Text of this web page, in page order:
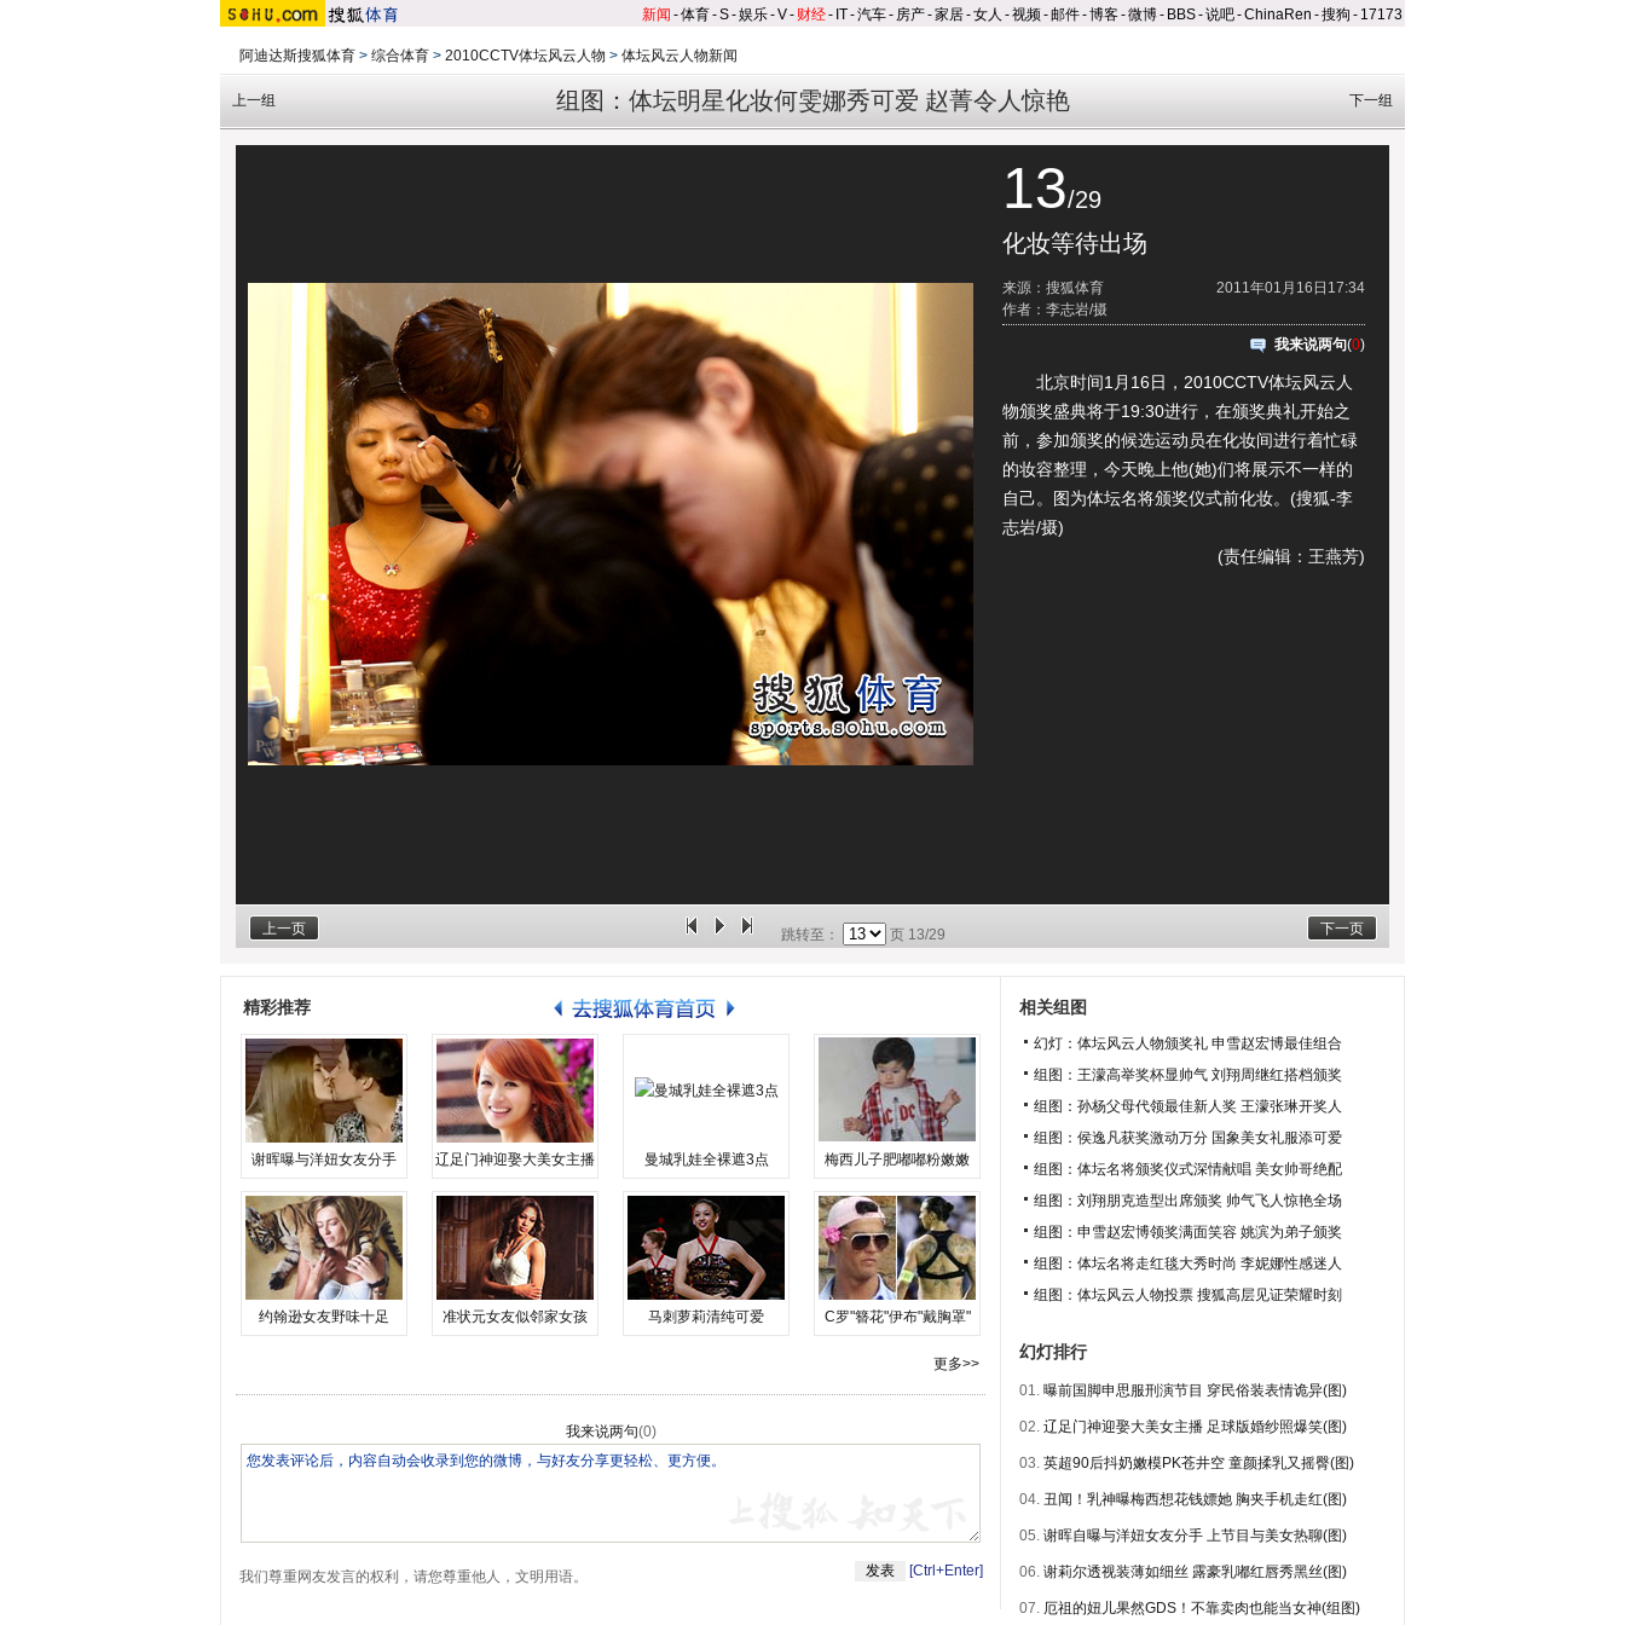
新闻 -体育-S-娱乐-V- 财经- IT-汽车- 房产-家居-女人 -视频-邮件-博客-微博- BBS-说吧-ChinaRen -搜狗 - 17173
阿迪达斯搜狐体育 > 综合体育 > 2010CCTV体坛风云人物 > 体坛风云人物新闻
组图：体坛明星化妆何雯娜秀可爱 赵菁令人惊艳
上一组 下一组
13/29
化妆等待出场
2011年01月16日17:34
来源：搜狐体育
作者：李志岩/摄
我来说两句(0)
北京时间1月16日，2010CCTV体坛风云人
物颁奖盛典将于19:30进行，在颁奖典礼开始之
前，参加颁奖的候选运动员在化妆间进行着忙碌
的妆容整理，今天晚上他(她)们将展示不一样的
自己。图为体坛名将颁奖仪式前化妆。(搜狐-李
志岩/摄)
(责任编辑：王燕芳)
上一页 下一页
跳转至： 页 13/29
精彩推荐
谢晖曝与洋妞女友分手 辽足门神迎娶大美女主播 曼城乳娃全裸遮3点 梅西儿子肥嘟嘟粉嫩嫩
约翰逊女友野味十足 准状元女友似邻家女孩 马刺萝莉清纯可爱 C罗"簪花"伊布"戴胸罩"
更多>>
我来说两句(0)
我们尊重网友发言的权利，请您尊重他人，文明用语。 [Ctrl+Enter]
相关组图
幻灯：体坛风云人物颁奖礼 申雪赵宏博最佳组合
组图：王濛高举奖杯显帅气 刘翔周继红搭档颁奖
组图：孙杨父母代领最佳新人奖 王濛张琳开奖人
组图：侯逸凡获奖激动万分 国象美女礼服添可爱
组图：体坛名将颁奖仪式深情献唱 美女帅哥绝配
组图：刘翔朋克造型出席颁奖 帅气飞人惊艳全场
组图：申雪赵宏博领奖满面笑容 姚滨为弟子颁奖
组图：体坛名将走红毯大秀时尚 李妮娜性感迷人
组图：体坛风云人物投票 搜狐高层见证荣耀时刻
幻灯排行
01. 曝前国脚申思服刑演节目 穿民俗装表情诡异(图)
02. 辽足门神迎娶大美女主播 足球版婚纱照爆笑(图)
03. 英超90后抖奶嫩模PK苍井空 童颜揉乳又摇臀(图)
04. 丑闻！乳神曝梅西想花钱嫖她 胸夹手机走红(图)
05. 谢晖自曝与洋妞女友分手 上节目与美女热聊(图)
06. 谢莉尔透视装薄如细丝 露豪乳嘟红唇秀黑丝(图)
07. 厄祖的妞儿果然GDS！不靠卖肉也能当女神(组图)